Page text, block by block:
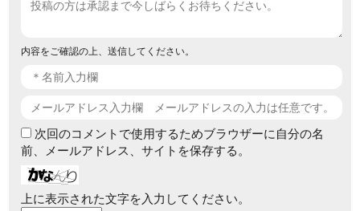
内容をご確認の上、送信してください。
次回のコメントで使用するためブラウザーに自分の名
前、メールアドレス、サイトを保存する。
上に表示された文字を入力してください。